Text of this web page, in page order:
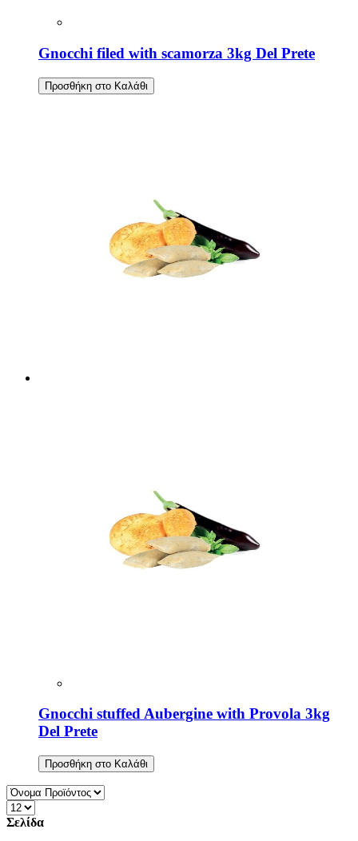
Gnocchi filed with scamorza 3kg Del Prete
Προσθήκη στο Καλάθι
Gnocchi stuffed Aubergine with Provola 3kg
Del Prete
Προσθήκη στο Καλάθι
Σελίδα